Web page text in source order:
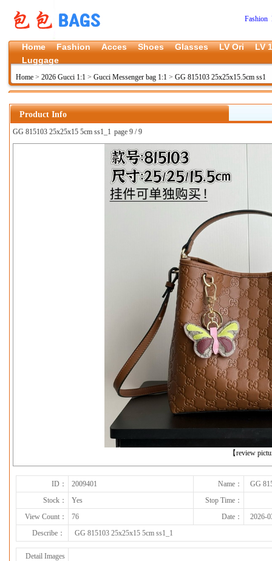
Fashion
Home Fashion Acces Shoes Glasses LV Ori
LV
Luggage
Home > 2026 Gucci 1:1 > Gucci Messenger bag 1:1 > GG 815103 25x25x15.5cm ss1
Product Info
GG 815103 25x25x15 5cm ss1_1 page 9 / 9
【review
ID： 2009401 Name：
GG
Stock：
Yes
Stop Time：
View Count：
76 Date：
2026-
Describe：
GG 815103 25x25x15 5cm ss1_1
Detail Images